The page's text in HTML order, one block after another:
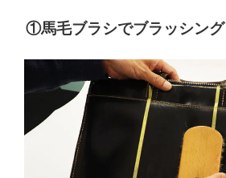
①馬毛ブラシでブラッシング